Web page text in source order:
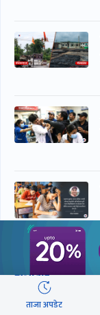
ताजा अपडेट
समाचार
समाज